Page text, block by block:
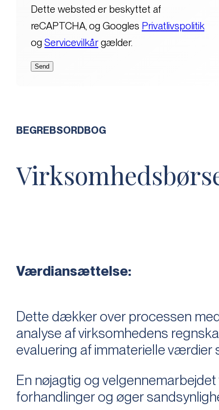
Dette websted er beskyttet af
reCAPTCHA, og Googles Privatlivspolitik
og Servicevilkårgælder.
BEGREBSORDBOG
Værdiansættelse:
Dette dækker over processen
analyse af virksomhedens
evaluering af immaterielle
En nøjagtig og
forhandlinger og øger